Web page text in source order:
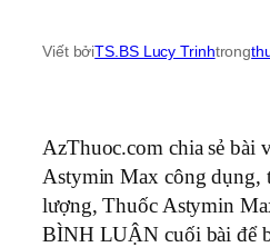
Viết bởiTS.BS Lucy Trinhtrong
AzThuoc.com chia sẻ bài
Astymin Max công dụng,
lượng, Thuốc Astymin
BÌNH LUẬN cuối bài để